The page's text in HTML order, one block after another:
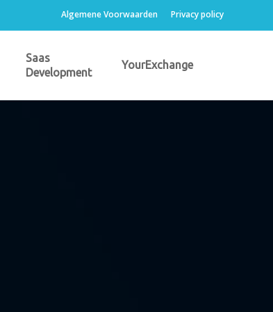
Algemene Voorwaarden Privacy policy
Saas
Development
YourExchange